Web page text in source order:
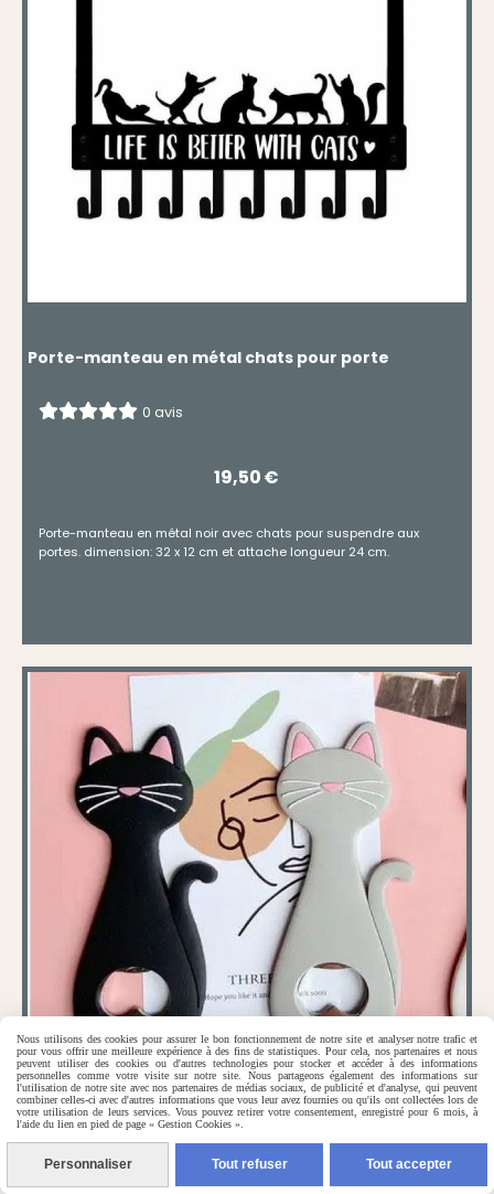
Porte-manteau en métal chats pour porte
0 avis
19,50€
Porte-manteau en métal noir avec chats pour suspendre aux
portes. dimension: 32 x 12 cm et attache longueur 24 cm.
Décapsuleur chat magnet
Nous utilisons des cookies pour assurer le bon fonctionnement de notre site et analyser notre trafic et
pour vous offrir une meilleure expérience à des fins de statistiques. Pour cela, nos partenaires et nous
peuvent utiliser des cookies ou d'autres technologies pour stocker et accéder à des informations
personnelles comme votre visite sur notre site. Nous partageons également des informations sur
l'utilisation de notre site avec nos partenaires de médias sociaux, de publicité et d'analyse, qui peuvent
combiner celles-ci avec d'autres informations que vous leur avez fournies ou qu'ils ont collectées lors de
votre utilisation de leurs services. Vous pouvez retirer votre consentement, enregistré pour 6 mois, à
l'aide du lien en pied de page « Gestion Cookies ».
Personnaliser Tout refuser Tout accepter